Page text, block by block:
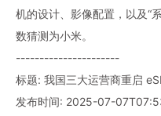
机的设计、影像配置，以及“
数猜测为小米。
----------------------
标题: 我国三大运营商重启
发布时间: 2025-07-